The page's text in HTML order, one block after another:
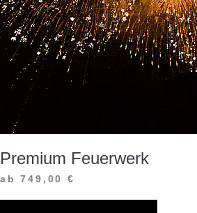
Premium Feuerwerk
ab 749,00 €